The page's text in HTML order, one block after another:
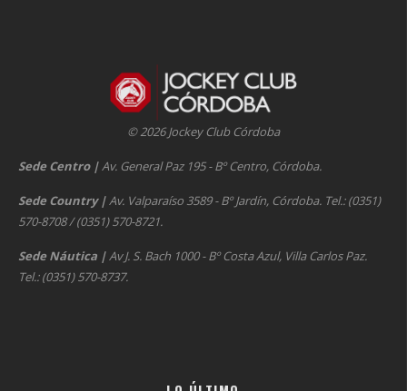
© 2026 Jockey Club Córdoba
Sede Centro |Av. General Paz 195 - Bº Centro, Córdoba.
Sede Country |Av. Valparaíso 3589 - Bº Jardín, Córdoba. Tel.: (0351)
570-8708 / (0351) 570-8721.
Sede Náutica |Av J. S. Bach 1000 - Bº Costa Azul, Villa Carlos Paz.
Tel.: (0351) 570-8737.